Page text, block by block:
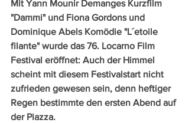
Mit Yann Mounir Demanges Kurzfilm
"Dammi" und Fiona Gordons und
Dominique Abels Komödie "L´etoile
filante" wurde das 76. Locarno Film
Festival eröffnet: Auch der Himmel
scheint mit diesem Festivalstart nicht
zufrieden gewesen sein, denn heftiger
Regen bestimmte den ersten Abend auf
der Piazza.